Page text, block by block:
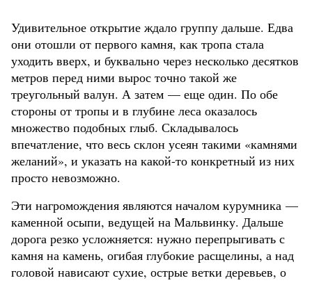
Удивительное открытие ждало группу дальше. Едва
они отошли от первого камня, как тропа стала
уходить вверх, и буквально через несколько десятков
метров перед ними вырос точно такой же
треугольный валун. А затем — еще один. По обе
стороны от тропы и в глубине леса оказалось
множество подобных глыб. Складывалось
впечатление, что весь склон усеян такими «камнями
желаний», и указать на какой-то конкретный из них
просто невозможно.
Эти нагромождения являются началом курумника —
каменной осыпи, ведущей на Мальвинку. Дальше
дорога резко усложняется: нужно перепрыгивать с
камня на камень, огибая глубокие расщелины, а над
головой нависают сухие, острые ветки деревьев, о